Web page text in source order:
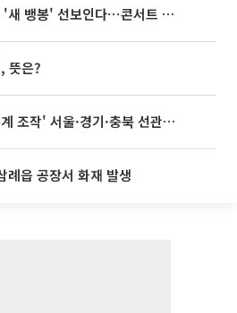
빅뱅, 20주년 기념 '새 뱅봉' 선보인다⋯콘서트 앞두고 팝업 개최
뜻은?
' 서울·경기·충북 선관위 등 추가 압수수색
례읍 공장서 화재 발생